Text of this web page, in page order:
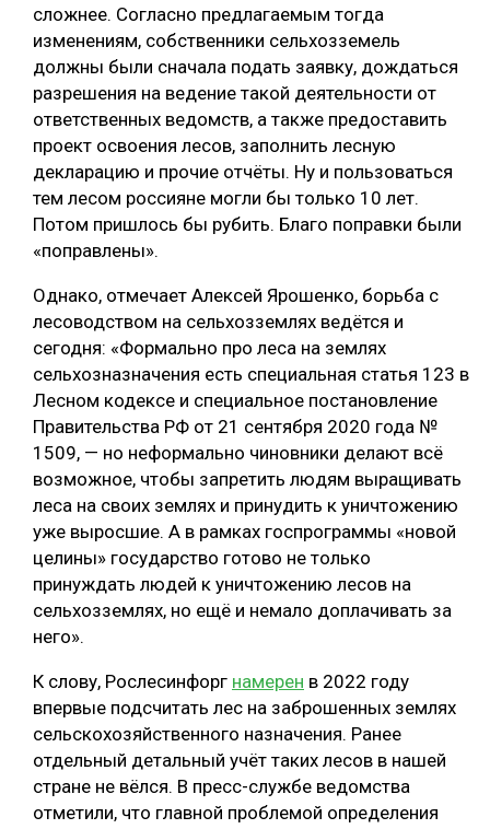
сложнее. Согласно предлагаемым тогда
изменениям, собственники сельхозземель
должны были сначала подать заявку, дождаться
разрешения на ведение такой деятельности от
ответственных ведомств, а также предоставить
проект освоения лесов, заполнить лесную
декларацию и прочие отчёты. Ну и пользоваться
тем лесом россияне могли бы только 10 лет.
Потом пришлось бы рубить. Благо поправки были
«поправлены».
Однако, отмечает Алексей Ярошенко, борьба с
лесоводством на сельхозземлях ведётся и
сегодня: «Формально про леса на землях
сельхозназначения есть специальная статья 123 в
Лесном кодексе и специальное постановление
Правительства РФ от 21 сентября 2020 года №
1509, — но неформально чиновники делают всё
возможное, чтобы запретить людям выращивать
леса на своих землях и принудить к уничтожению
уже выросшие. А в рамках госпрограммы «новой
целины» государство готово не только
принуждать людей к уничтожению лесов на
сельхозземлях, но ещё и немало доплачивать за
него».
К слову, Рослесинфорг намерен в 2022 году
впервые подсчитать лес на заброшенных землях
сельскохозяйственного назначения. Ранее
отдельный детальный учёт таких лесов в нашей
стране не вёлся. В пресс-службе ведомства
отметили, что главной проблемой определения